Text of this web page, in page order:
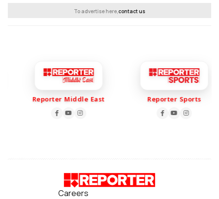
To advertise here,contact us
Reporter Middle East Reporter Sports
Careers